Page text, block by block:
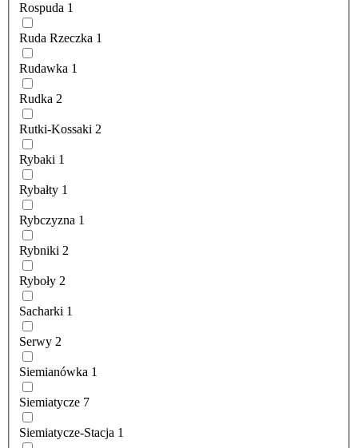
Rospuda 1
Ruda Rzeczka 1
Rudawka 1
Rudka 2
Rutki-Kossaki 2
Rybaki 1
Rybałty 1
Rybczyzna 1
Rybniki 2
Ryboły 2
Sacharki 1
Serwy 2
Siemianówka 1
Siemiatycze 7
Siemiatycze-Stacja 1